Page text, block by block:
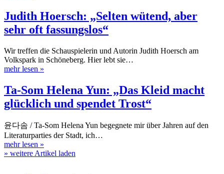
Judith Hoersch: „Selten wütend, aber
sehr oft fassungslos“
Wir treffen die Schauspielerin und Autorin Judith Hoersch am
Volkspark in Schöneberg. Hier lebt sie…
mehr lesen »
Ta-Som Helena Yun: „Das Kleid macht
glücklich und spendet Trost“
윤다솜 / Ta-Som Helena Yun begegnete mir über Jahren auf den
Literaturparties der Stadt, ich…
mehr lesen »
» weitere Artikel laden